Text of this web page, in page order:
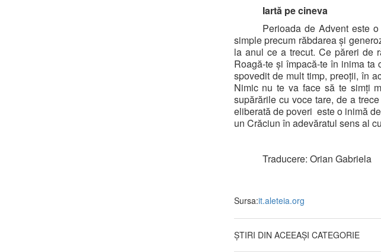
Iartă pe cineva
Perioada de Advent este
simple precum răbdarea și
la anul ce a trecut. Ce păreri de
Roagă-te și împacă-te în inima
spovedit de mult timp, preoții, în
Nimic nu te va face să te simți
supărările cu voce tare, de a
eliberată de poveri este o inimă
un Crăciun în adevăratul sens al
Traducere: Orian Gabriela
Sursa:it.aleteia.org
ȘTIRI DIN ACEEAȘI CATEGORIE